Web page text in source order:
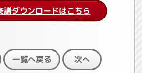
譜ダウンロードはこちら
一覧へ戻る 次へ